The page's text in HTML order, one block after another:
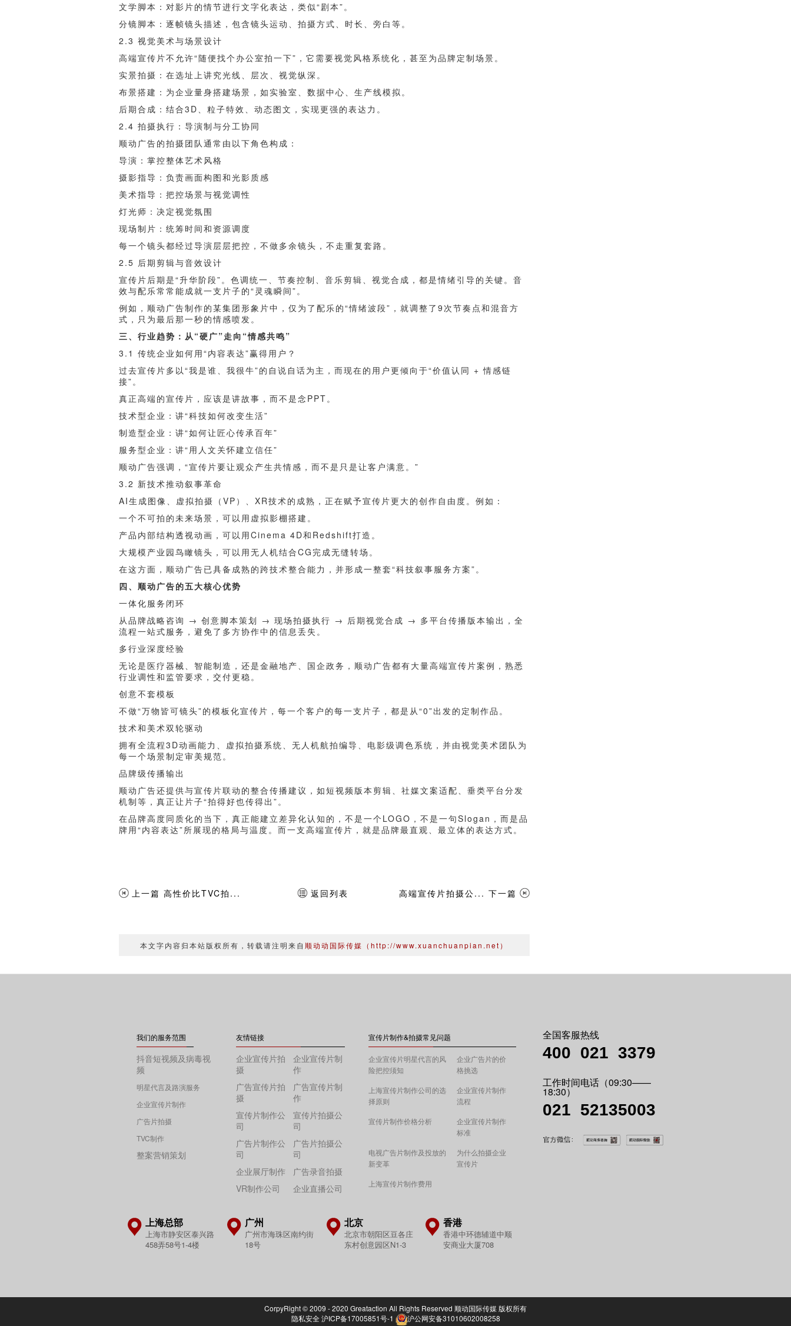
文学脚本：对影片的情节进行文字化表达，类似“剧本”。
分镜脚本：逐帧镜头描述，包含镜头运动、拍摄方式、时长、旁白等。
2.3 视觉美术与场景设计
高端宣传片不允许“随便找个办公室拍一下”，它需要视觉风格系统化，甚至为品牌定制场景。
实景拍摄：在选址上讲究光线、层次、视觉纵深。
布景搭建：为企业量身搭建场景，如实验室、数据中心、生产线模拟。
后期合成：结合3D、粒子特效、动态图文，实现更强的表达力。
2.4 拍摄执行：导演制与分工协同
顺动广告的拍摄团队通常由以下角色构成：
导演：掌控整体艺术风格
摄影指导：负责画面构图和光影质感
美术指导：把控场景与视觉调性
灯光师：决定视觉氛围
现场制片：统筹时间和资源调度
每一个镜头都经过导演层层把控，不做多余镜头，不走重复套路。
2.5 后期剪辑与音效设计
宣传片后期是“升华阶段”。色调统一、节奏控制、音乐剪辑、视觉合成，都是情绪引导的关键。音
效与配乐常常能成就一支片子的“灵魂瞬间”。
例如，顺动广告制作的某集团形象片中，仅为了配乐的“情绪波段”，就调整了9次节奏点和混音方
式，只为最后那一秒的情感喷发。
三、行业趋势：从“硬广”走向“情感共鸣”
3.1 传统企业如何用“内容表达”赢得用户？
过去宣传片多以“我是谁、我很牛”的自说自话为主，而现在的用户更倾向于“价值认同 + 情感链
接”。
真正高端的宣传片，应该是讲故事，而不是念PPT。
技术型企业：讲“科技如何改变生活”
制造型企业：讲“如何让匠心传承百年”
服务型企业：讲“用人文关怀建立信任”
顺动广告强调，“宣传片要让观众产生共情感，而不是只是让客户满意。”
3.2 新技术推动叙事革命
AI生成图像、虚拟拍摄（VP）、XR技术的成熟，正在赋予宣传片更大的创作自由度。例如：
一个不可拍的未来场景，可以用虚拟影棚搭建。
产品内部结构透视动画，可以用Cinema 4D和Redshift打造。
大规模产业园鸟瞰镜头，可以用无人机结合CG完成无缝转场。
在这方面，顺动广告已具备成熟的跨技术整合能力，并形成一整套“科技叙事服务方案”。
四、顺动广告的五大核心优势
一体化服务闭环
从品牌战略咨询 → 创意脚本策划 → 现场拍摄执行 → 后期视觉合成 → 多平台传播版本输出，全
流程一站式服务，避免了多方协作中的信息丢失。
多行业深度经验
无论是医疗器械、智能制造，还是金融地产、国企政务，顺动广告都有大量高端宣传片案例，熟悉
行业调性和监管要求，交付更稳。
创意不套模板
不做“万物皆可镜头”的模板化宣传片，每一个客户的每一支片子，都是从“0”出发的定制作品。
技术和美术双轮驱动
拥有全流程3D动画能力、虚拟拍摄系统、无人机航拍编导、电影级调色系统，并由视觉美术团队为
每一个场景制定审美规范。
品牌级传播输出
顺动广告还提供与宣传片联动的整合传播建议，如短视频版本剪辑、社媒文案适配、垂类平台分发
机制等，真正让片子“拍得好也传得出”。
在品牌高度同质化的当下，真正能建立差异化认知的，不是一个LOGO，不是一句Slogan，而是品
牌用“内容表达”所展现的格局与温度。而一支高端宣传片，就是品牌最直观、最立体的表达方式。
上一篇 高性价比TVC拍... 返回列表 高端宣传片拍摄公... 下一篇
本文字内容归本站版权所有，转载请注明来自 顺动动国际传媒（http://www.xuanchuanpian.net）
我们的服务范围
抖音短视频及病毒视
频
明星代言及路演服务
企业宣传片制作
广告片拍摄
TVC制作
整案营销策划
友情链接
企业宣传片拍
摄
企业宣传片制
作
广告宣传片拍
摄
广告宣传片制
作
宣传片制作公
司
宣传片拍摄公
司
广告片制作公
司
广告片拍摄公
司
企业展厅制作
广告录音拍摄
VR制作公司
企业直播公司
宣传片制作&拍摄常见问题
企业宣传片明星代言的风
险把控须知
企业广告片的价
格挑选
上海宣传片制作公司的选
择原则
企业宣传片制作
流程
宣传片制作价格分析
企业宣传片制作
标准
电视广告片制作及投放的
新变革
为什么拍摄企业
宣传片
上海宣传片制作费用
上海总部
上海市静安区泰兴路
458弄58号1-4楼
广州
广州市海珠区南约街
18号
北京
北京市朝阳区豆各庄
东村创意园区N1-3
香港
香港中环德辅道中顺
安商业大厦708
全国客服热线
400 021 3379
工作时间电话（09:30——
18:30）
021 52135003
CorpyRight © 2009 - 2020 Greataction All Rights Reserved 顺动国际传媒 版权所有
隐私安全沪ICP备17005851号-1 沪公网安备31010602008258